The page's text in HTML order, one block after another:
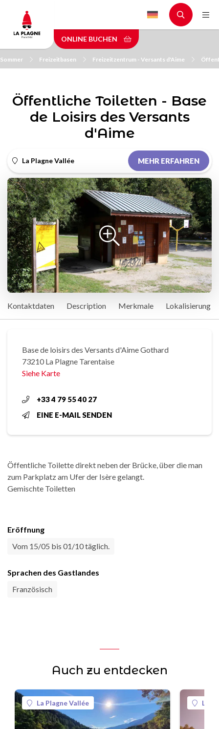
main
content
ONLINE BUCHEN
Freizeitbasen Freizeitzentrum - Versants d'Aime
Öffentliche Toiletten - Base
de Loisirs des Versants
d'Aime
La Plagne Vallée MEHR ERFAHREN
Kontaktdaten Description Merkmale Lokalisierung
Base de loisirs des Versants d'Aime Gothard
73210 La Plagne Tarentaise
Siehe Karte
+33 4 79 55 40 27
EINE E-MAIL SENDEN
Öffentliche Toilette direkt neben der Brücke, über die man
zum Parkplatz am Ufer der Isère gelangt.
Gemischte Toiletten
Eröffnung
Vom 15/05 bis 01/10 täglich.
Sprachen des Gastlandes
Französisch
Auch zu entdecken
La Plagne Vallée La